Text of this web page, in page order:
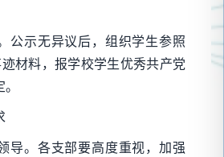
公示无异议后，组织学生参照
材料，报学校学生优秀共产党
导。各支部要高度重视，加强